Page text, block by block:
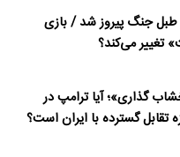
طبل جنگ پیروز شد / بازی
تغییر می‌کند؟
گذاری»؛ آیا ترامپ در
تقابل گسترده با ایران است؟